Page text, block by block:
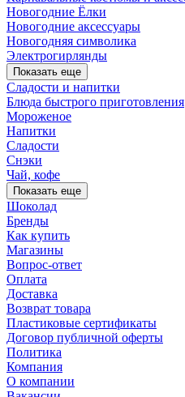
Новогодние Ёлки
Новогодние аксессуары
Новогодняя символика
Электрогирлянды
Показать еще
Сладости и напитки
Блюда быстрого приготовления
Мороженое
Напитки
Сладости
Снэки
Чай, кофе
Показать еще
Шоколад
Бренды
Как купить
Магазины
Вопрос-ответ
Оплата
Доставка
Возврат товара
Пластиковые сертификаты
Договор публичной оферты
Политика
Компания
О компании